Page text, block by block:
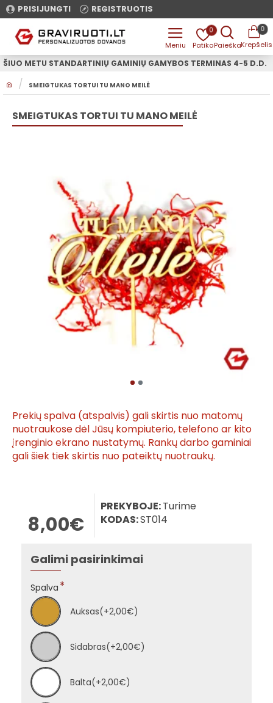
PRISIJUNGTI REGISTRUOTIS
0 0
O
E
SMEIGTUKAS TORTUI TU MANO MEILĖ
ŠIUO METU STANDARTINIŲ GAMINIŲ GAMYBOS TERMINAS 4-5 D.D.
SMEIGTUKAS TORTUI TU MANO MEILĖ
Prekių spalva (atspalvis) gali skirtis nuo matomų
nuotraukose dėl Jūsų kompiuterio, telefono ar kito
įrenginio ekrano nustatymų. Rankų darbo gaminiai
gali šiek tiek skirtis nuo pateiktų nuotraukų.
8,00€
PREKYBOJE:Turime
KODAS:ST014
Galimi pasirinkimai
Spalva
Auksas(+2,00€)
Sidabras(+2,00€)
Balta(+2,00€)